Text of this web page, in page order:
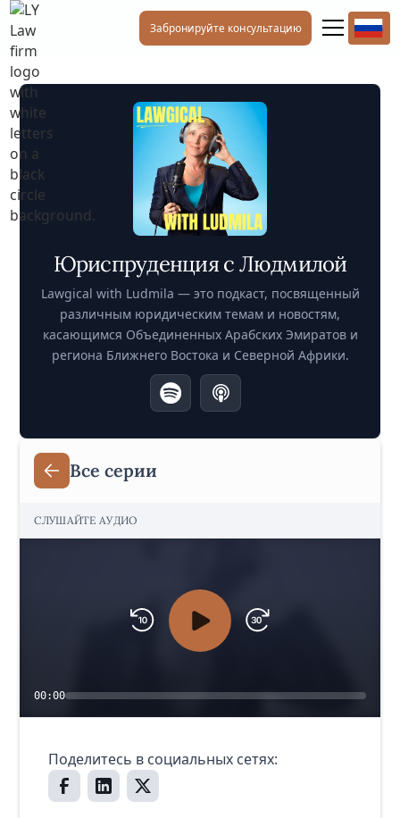
Забронируйте консультацию
Юриспруденция с Людмилой
Lawgical with Ludmila — это подкаст, посвященный
различным юридическим темам и новостям,
касающимся Объединенных Арабских Эмиратов и
региона Ближнего Востока и Северной Африки.
Все серии
СЛУШАЙТЕ АУДИО
00:00
Поделитесь в социальных сетях: